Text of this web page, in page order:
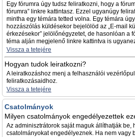
Egy fórumra úgy tudsz feliratkozni, hogy a
fórumra” linkre kattintasz. Ezzel ugyanúgy
mintha egy témára tetted volna. Egy témára
hozzászólás küldésekor bejelölöd az „E-mail
érkezésekor” jelölőnégyzetet, de hasonlóan a
téma alján megjelenő linkre kattintva is
Vissza a tetejére
Hogyan tudok leiratkozni?
A leiratkozáshoz menj a felhasználói
feliratkozásaidhoz.
Vissza a tetejére
Csatolmányok
Milyen csatolmányok engedélyezettek
Az adminisztrátorok saját maguk állíthatják be,
csatolmányokat engedélyeznek. Ha nem vagy